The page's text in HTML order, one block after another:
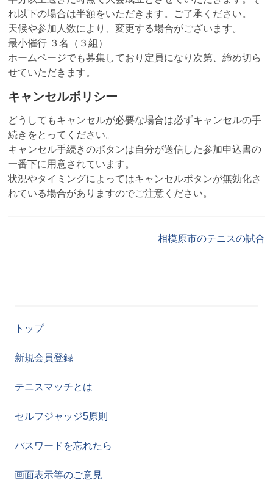
れ以下の場合は半額をいただきます。ご了承ください。
天候や参加人数により、変更する場合がございます。
最小催行 ３名（３組）
ホームページでも募集しており定員になり次第、締め切ら
せていただきます。
キャンセルポリシー
どうしてもキャンセルが必要な場合は必ずキャンセルの手
続きをとってください。
キャンセル手続きのボタンは自分が送信した参加申込書の
一番下に用意されています。
状況やタイミングによってはキャンセルボタンが無効化さ
れている場合がありますのでご注意ください。
相模原市のテニスの試合
トップ
新規会員登録
テニスマッチとは
セルフジャッジ5原則
パスワードを忘れたら
画面表示等のご意見